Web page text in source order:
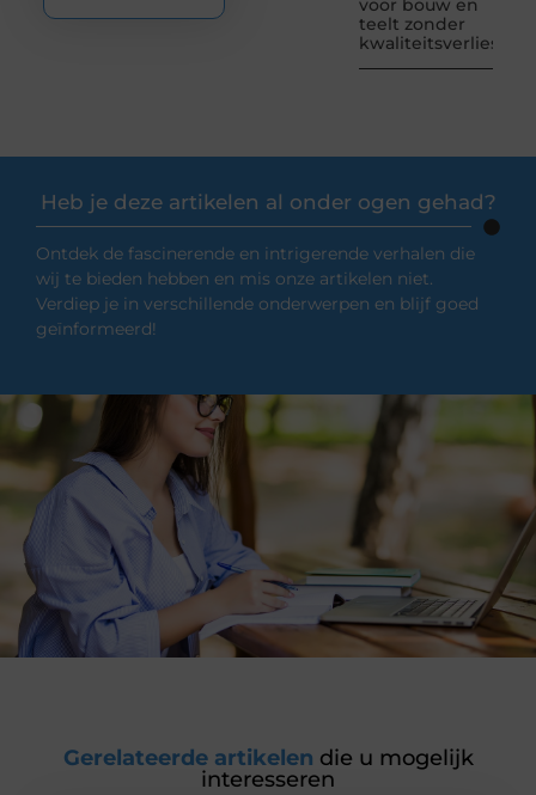
voor bouw en
teelt zonder
kwaliteitsverlies
Heb je deze artikelen al onder ogen gehad?
Ontdek de fascinerende en intrigerende verhalen die
wij te bieden hebben en mis onze artikelen niet.
Verdiep je in verschillende onderwerpen en blijf goed
geïnformeerd!
Gerelateerde artikelen die u mogelijk
interesseren